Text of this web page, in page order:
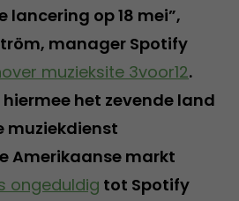
lancering op 18 mei”,
manager Spotify
muzieksite 3voor12.
het zevende land
muziekdienst
Amerikaanse markt
ongeduldig tot Spotify